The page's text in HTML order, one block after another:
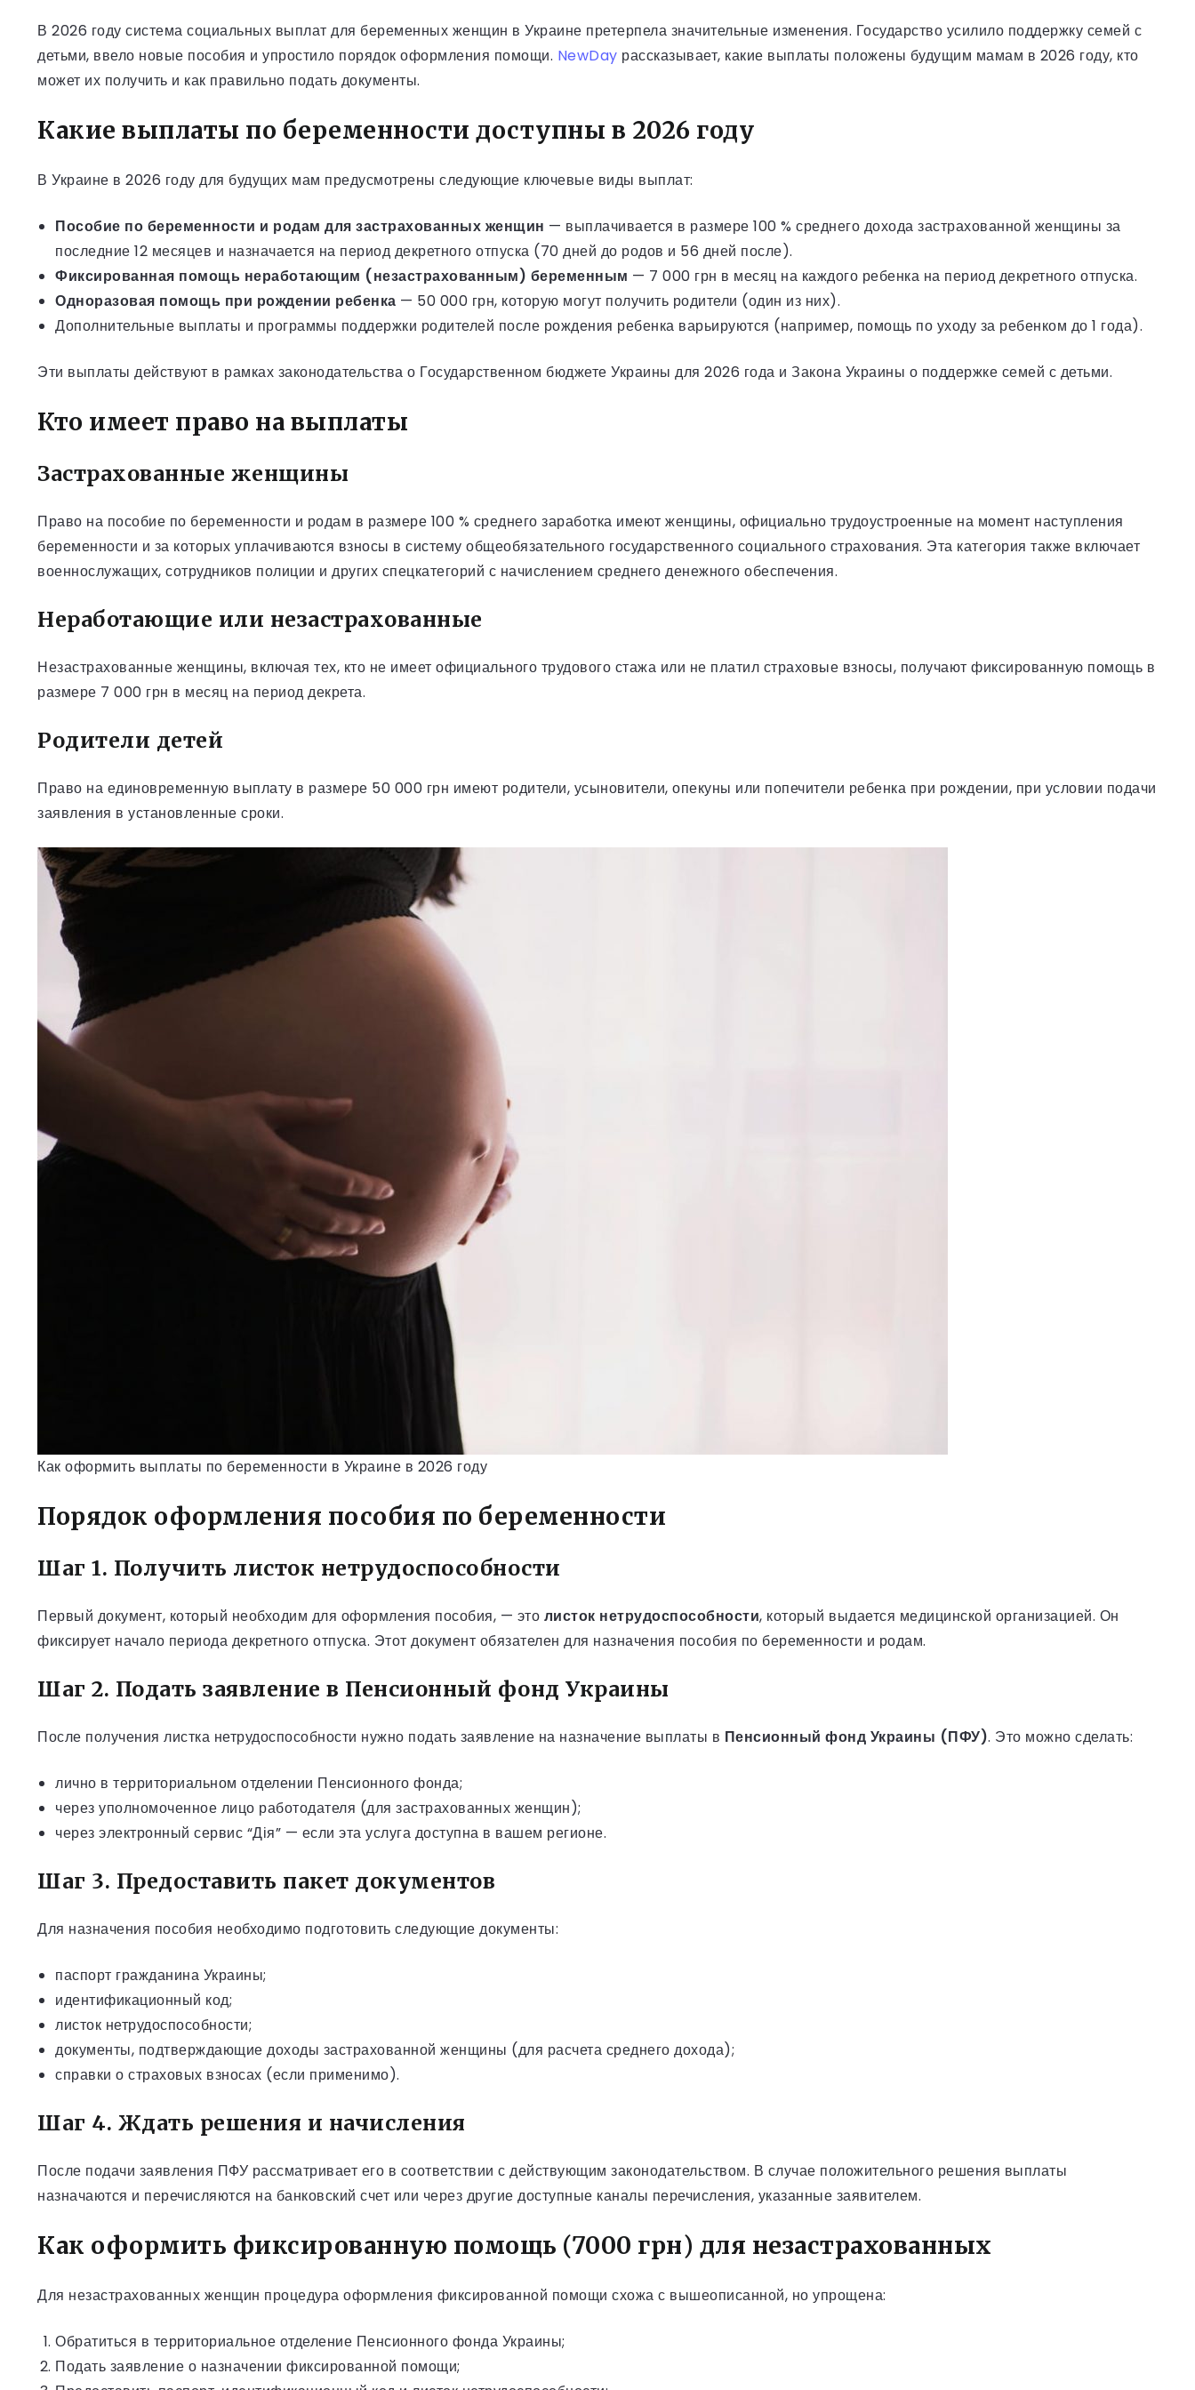
В 2026 году система социальных выплат для беременных женщин в Украине претерпела значительные изменения. Государство усилило поддержку семей с
детьми, ввело новые пособия и упростило порядок оформления помощи. NewDay рассказывает, какие выплаты положены будущим мамам в 2026 году, кто
может их получить и как правильно подать документы.
Какие выплаты по беременности доступны в 2026 году
В Украине в 2026 году для будущих мам предусмотрены следующие ключевые виды выплат:
Пособие по беременности и родам для застрахованных женщин — выплачивается в размере 100 % среднего дохода застрахованной женщины за
последние 12 месяцев и назначается на период декретного отпуска (70 дней до родов и 56 дней после).
Фиксированная помощь неработающим (незастрахованным) беременным — 7 000 грн в месяц на каждого ребенка на период декретного отпуска.
Одноразовая помощь при рождении ребенка — 50 000 грн, которую могут получить родители (один из них).
Дополнительные выплаты и программы поддержки родителей после рождения ребенка варьируются (например, помощь по уходу за ребенком до 1 года).
Эти выплаты действуют в рамках законодательства о Государственном бюджете Украины для 2026 года и Закона Украины о поддержке семей с детьми.
Кто имеет право на выплаты
Застрахованные женщины
Право на пособие по беременности и родам в размере 100 % среднего заработка имеют женщины, официально трудоустроенные на момент наступления
беременности и за которых уплачиваются взносы в систему общеобязательного государственного социального страхования. Эта категория также включает
военнослужащих, сотрудников полиции и других спецкатегорий с начислением среднего денежного обеспечения.
Неработающие или незастрахованные
Незастрахованные женщины, включая тех, кто не имеет официального трудового стажа или не платил страховые взносы, получают фиксированную помощь в
размере 7 000 грн в месяц на период декрета.
Родители детей
Право на единовременную выплату в размере 50 000 грн имеют родители, усыновители, опекуны или попечители ребенка при рождении, при условии подачи
заявления в установленные сроки.
Как оформить выплаты по беременности в Украине в 2026 году
Порядок оформления пособия по беременности
Шаг 1. Получить листок нетрудоспособности
Первый документ, который необходим для оформления пособия, — это листок нетрудоспособности, который выдается медицинской организацией. Он
фиксирует начало периода декретного отпуска. Этот документ обязателен для назначения пособия по беременности и родам.
Шаг 2. Подать заявление в Пенсионный фонд Украины
После получения листка нетрудоспособности нужно подать заявление на назначение выплаты в Пенсионный фонд Украины (ПФУ). Это можно сделать:
лично в территориальном отделении Пенсионного фонда;
через уполномоченное лицо работодателя (для застрахованных женщин);
через электронный сервис “Дія” — если эта услуга доступна в вашем регионе.
Шаг 3. Предоставить пакет документов
Для назначения пособия необходимо подготовить следующие документы:
паспорт гражданина Украины;
идентификационный код;
листок нетрудоспособности;
документы, подтверждающие доходы застрахованной женщины (для расчета среднего дохода);
справки о страховых взносах (если применимо).
Шаг 4. Ждать решения и начисления
После подачи заявления ПФУ рассматривает его в соответствии с действующим законодательством. В случае положительного решения выплаты
назначаются и перечисляются на банковский счет или через другие доступные каналы перечисления, указанные заявителем.
Как оформить фиксированную помощь (7000 грн) для незастрахованных
Для незастрахованных женщин процедура оформления фиксированной помощи схожа с вышеописанной, но упрощена:
Обратиться в территориальное отделение Пенсионного фонда Украины;
Подать заявление о назначении фиксированной помощи;